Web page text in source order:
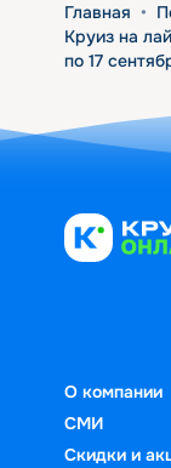
Главная •
Круиз на
по 17
О компании
СМИ
Скидки и